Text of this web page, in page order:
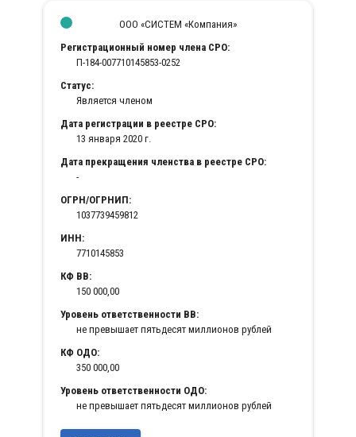
ООО «СИСТЕМ «Компания»
Регистрационный номер члена СРО:
П-184-007710145853-0252
Статус:
Является членом
Дата регистрации в реестре СРО:
13 января 2020 г.
Дата прекращения членства в реестре СРО:
-
ОГРН/ОГРНИП:
1037739459812
ИНН:
7710145853
КФ ВВ:
150 000,00
Уровень ответственности ВВ:
не превышает пятьдесят миллионов рублей
КФ ОДО:
350 000,00
Уровень ответственности ОДО:
не превышает пятьдесят миллионов рублей